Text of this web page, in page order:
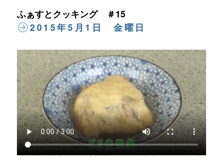
ふぁすとクッキング ＃15
2015年5月1日 金曜日